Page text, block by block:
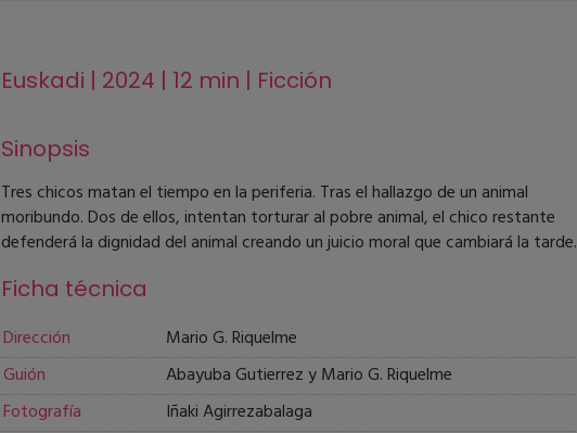
Euskadi | 2024 | 12 min | Ficción
Sinopsis
Tres chicos matan el tiempo en la periferia. Tras el hallazgo de un animal
moribundo. Dos de ellos, intentan torturar al pobre animal, el chico restante
defenderá la dignidad del animal creando un juicio moral que cambiará la tarde.
Ficha técnica
Dirección
Mario G. Riquelme
Guión
Abayuba Gutierrez y Mario G. Riquelme
Fotografía
Iñaki Agirrezabalaga